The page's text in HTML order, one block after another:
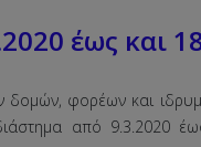
έως και
δομών, φορέων και
από 9.3.2020